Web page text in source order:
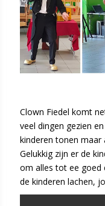
Clown Fiedel komt
veel dingen gezien
kinderen tonen maar
Gelukkig zijn er de
om alles tot ee goed
de kinderen lachen,